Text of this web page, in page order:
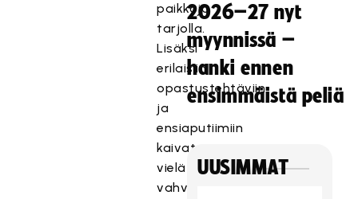
paikkoja
tarjolla.
Lisäksi
erilaisiin
opastustehtäviin
ja
ensiaputiimiin
kaivataan
vielä
vahvistuksia,
2026–27 nyt
myynnissä –
hanki ennen
ensimmäistä peliä
UUSIMMAT